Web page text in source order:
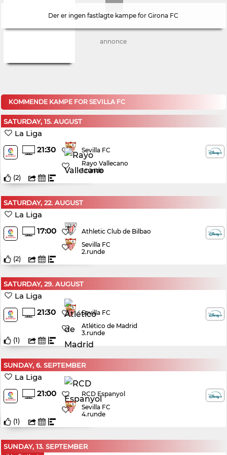
Der er ingen fastlagte kampe for Girona FC
annonce
KOMMENDE KAMPE FOR SEVILLA FC
SATURDAY, 15. AUGUST
La Liga
21:30
Sevilla FC
Rayo Vallecano
1.runde
(2)
SATURDAY, 22. AUGUST
La Liga
17:00
Athletic Club de Bilbao
Sevilla FC
2.runde
(2)
SATURDAY, 29. AUGUST
La Liga
21:30
Sevilla FC
Atlético de Madrid
3.runde
(1)
SUNDAY, 6. SEPTEMBER
La Liga
21:00
RCD Espanyol
Sevilla FC
4.runde
(1)
SUNDAY, 13. SEPTEMBER